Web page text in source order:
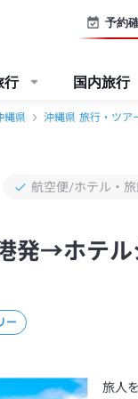
予約
行 国内旅行
縄県 沖縄県 旅行・ツア
航空便/ホテル・
発→ホテル
ー
旅人